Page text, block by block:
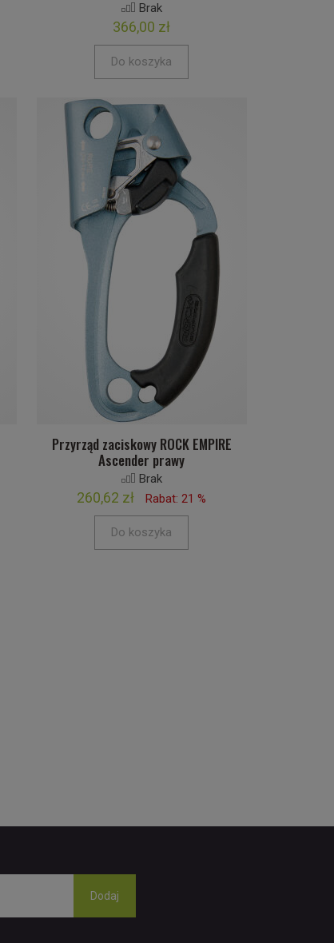
Brak
366,00 zł
Do koszyka
Przyrząd zaciskowy ROCK EMPIRE
Ascender prawy
Brak
260,62 zł Rabat: 21 %
Do koszyka